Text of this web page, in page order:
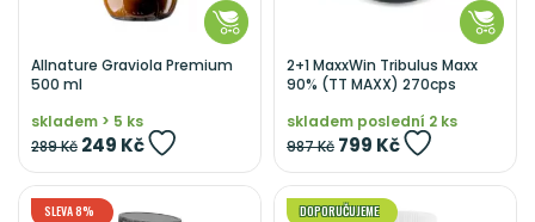
Allnature Graviola Premium
500 ml
skladem > 5 ks
289 Kč 249 Kč
2+1 MaxxWin Tribulus Maxx
90% (TT MAXX) 270cps
skladem poslední 2 ks
987 Kč 799 Kč
SLEVA 8% DOPORUČUJEME